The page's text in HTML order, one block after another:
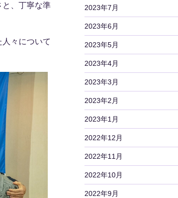
と、丁寧な準
々について
2023年7月
2023年6月
2023年5月
2023年4月
2023年3月
2023年2月
2023年1月
2022年12月
2022年11月
2022年10月
2022年9月